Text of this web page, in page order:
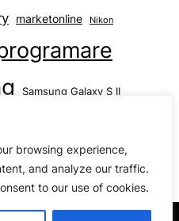
browsing experience,
and analyze our traffic.
to our use of cookies.
marketonline Nikon
Samsung Galaxy S II